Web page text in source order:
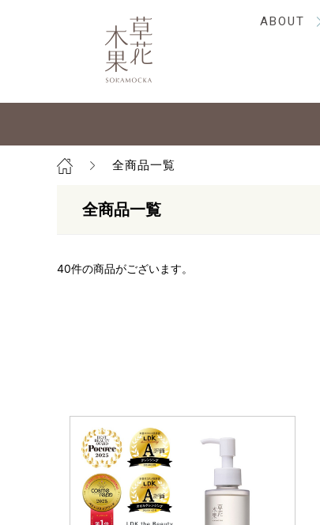
ABOUT
全商品一覧
全商品一覧
40件の商品がございます。